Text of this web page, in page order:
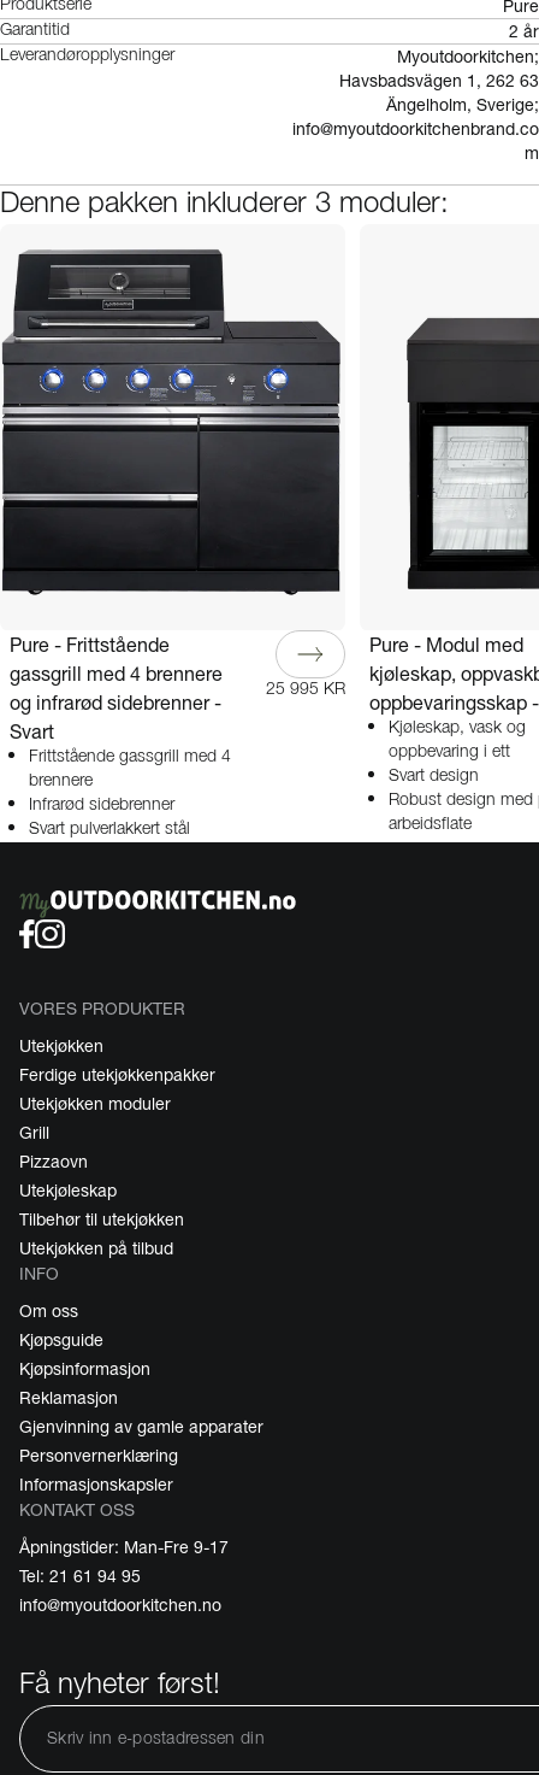
Produktserie Pure
Garantitid 2 år
Leverandøropplysninger
Myoutdoorkitchen;
Havsbadsvägen 1, 262 63
Ängelholm, Sverige;
info@myoutdoorkitchenbrand.co
m
Denne pakken inkluderer 3 moduler:
Pure - Frittstående
gassgrill med 4 brennere
og infrarød sidebrenner -
Svart
Frittstående gassgrill med 4
brennere
Infrarød sidebrenner
Svart pulverlakkert stål
25 995 KR
Pure - Modul med
kjøleskap,
oppbevaringsskap
Kjøleskap, vask og
oppbevaring i ett
Svart design
Robust design med
arbeidsflate
VORES PRODUKTER
Utekjøkken
Ferdige utekjøkkenpakker
Utekjøkken moduler
Grill
Pizzaovn
Utekjøleskap
Tilbehør til utekjøkken
Utekjøkken på tilbud
INFO
Om oss
Kjøpsguide
Kjøpsinformasjon
Reklamasjon
Gjenvinning av gamle apparater
Personvernerklæring
Informasjonskapsler
KONTAKT OSS
Åpningstider: Man-Fre 9-17
Tel: 21 61 94 95
info@myoutdoorkitchen.no
Få nyheter først!